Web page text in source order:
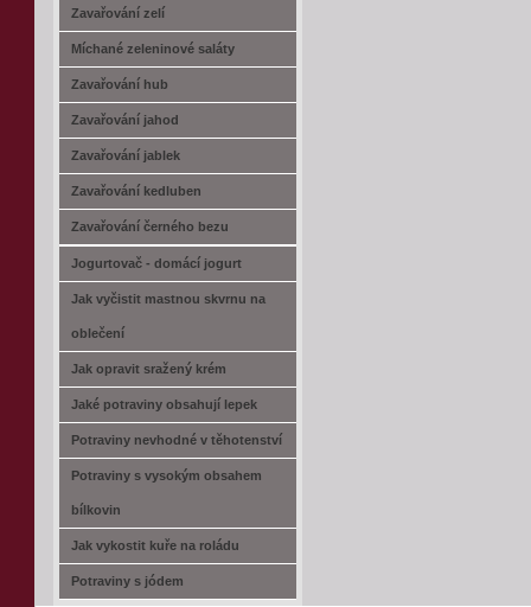
Zavařování zelí
Míchané zeleninové saláty
Zavařování hub
Zavařování jahod
Zavařování jablek
Zavařování kedluben
Zavařování černého bezu
Jogurtovač - domácí jogurt
Jak vyčistit mastnou skvrnu na
oblečení
Jak opravit sražený krém
Jaké potraviny obsahují lepek
Potraviny nevhodné v těhotenství
Potraviny s vysokým obsahem
bílkovin
Jak vykostit kuře na roládu
Potraviny s jódem